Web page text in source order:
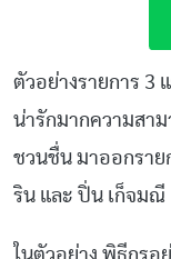
ตัวอย่างรายการ 3
น่ารักมากความสา
ชวนชื่น มาออกราย
ริน และ ปิ่น เก็จมณี
ในตัวอย่าง พิธีกรอ